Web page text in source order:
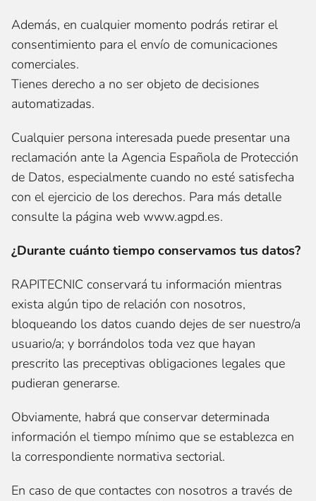
Además, en cualquier momento podrás retirar el
consentimiento para el envío de comunicaciones
comerciales.
Tienes derecho a no ser objeto de decisiones
automatizadas.
Cualquier persona interesada puede presentar una
reclamación ante la Agencia Española de Protección
de Datos, especialmente cuando no esté satisfecha
con el ejercicio de los derechos. Para más detalle
consulte la página web www.agpd.es.
¿Durante cuánto tiempo conservamos tus datos?
RAPITECNIC conservará tu información mientras
exista algún tipo de relación con nosotros,
bloqueando los datos cuando dejes de ser nuestro/a
usuario/a; y borrándolos toda vez que hayan
prescrito las preceptivas obligaciones legales que
pudieran generarse.
Obviamente, habrá que conservar determinada
información el tiempo mínimo que se establezca en
la correspondiente normativa sectorial.
En caso de que contactes con nosotros a través de